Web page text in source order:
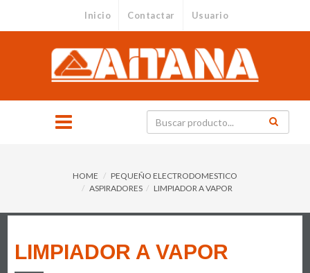
Inicio Contactar Usuario
HOME
PEQUEÑO ELECTRODOMESTICO
ASPIRADORES
LIMPIADOR A VAPOR
LIMPIADOR A VAPOR